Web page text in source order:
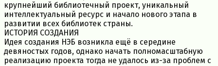
крупнейший библиотечный проект, уникальный
интеллектуальный ресурс и начало нового этапа в
развитии всех библиотек страны.
ИСТОРИЯ СОЗДАНИЯ
Идея создания НЭБ возникла ещё в середине
девяностых годов, однако начать полномасштабную
реализацию проекта тогда не удалось из-за проблем с